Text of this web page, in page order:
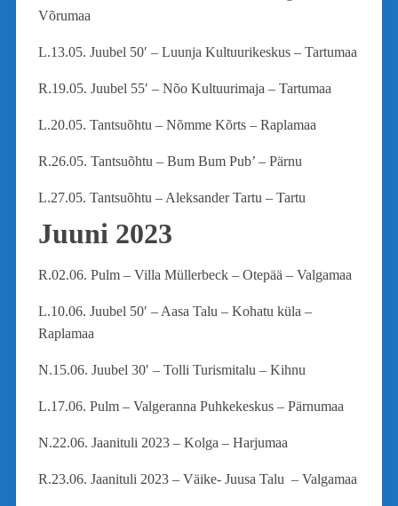
Võrumaa
L.13.05. Juubel 50′ – Luunja Kultuurikeskus – Tartumaa
R.19.05. Juubel 55′ – Nõo Kultuurimaja – Tartumaa
L.20.05. Tantsuõhtu – Nõmme Kõrts – Raplamaa
R.26.05. Tantsuõhtu – Bum Bum Pub’ – Pärnu
L.27.05. Tantsuõhtu – Aleksander Tartu – Tartu
Juuni 2023
R.02.06. Pulm – Villa Müllerbeck – Otepää – Valgamaa
L.10.06. Juubel 50′ – Aasa Talu – Kohatu küla –
Raplamaa
N.15.06. Juubel 30′ – Tolli Turismitalu – Kihnu
L.17.06. Pulm – Valgeranna Puhkekeskus – Pärnumaa
N.22.06. Jaanituli 2023 – Kolga – Harjumaa
R.23.06. Jaanituli 2023 – Väike- Juusa Talu – Valgamaa